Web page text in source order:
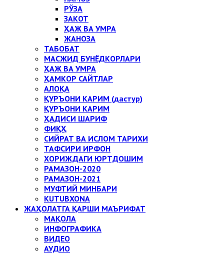
РЎЗА
ЗАКОТ
ҲАЖ ВА УМРА
ЖАНОЗА
ТАБОБАТ
МАСЖИД БУНЁДКОРЛАРИ
ҲАЖ ВА УМРА
ҲАМКОР САЙТЛАР
АЛОҚА
ҚУРЪОНИ КАРИМ (дастур)
ҚУРЪОНИ КАРИМ
ҲАДИСИ ШАРИФ
ФИҚҲ
СИЙРАТ ВА ИСЛОМ ТАРИХИ
ТАФСИРИ ИРФОН
ХОРИЖДАГИ ЮРТДОШИМ
РАМАЗОН-2020
РАМАЗОН-2021
МУФТИЙ МИНБАРИ
KUTUBXONA
ЖАҲОЛАТГА ҚАРШИ МАЪРИФАТ
МАҚОЛА
ИНФОГРАФИКА
ВИДЕО
АУДИО